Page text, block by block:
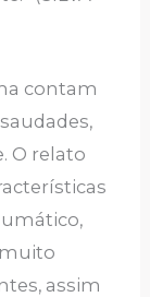
contam
O relato
assim